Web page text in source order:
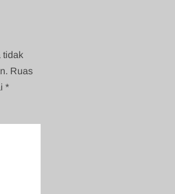
tidak
Ruas
*